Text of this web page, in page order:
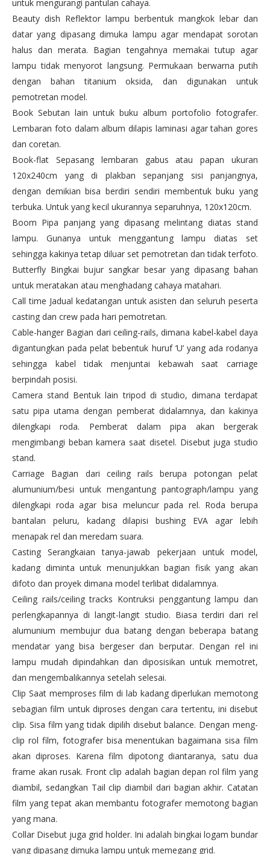
untuk mengurangi pantulan cahaya.
Beauty dish Reflektor lampu berbentuk mangkok lebar dan
datar yang dipasang dimuka lampu agar mendapat sorotan
halus dan merata. Bagian tengahnya memakai tutup agar
lampu tidak menyorot langsung. Permukaan berwarna putih
dengan bahan titanium oksida, dan digunakan untuk
pemotretan model.
Book Sebutan lain untuk buku album portofolio fotografer.
Lembaran foto dalam album dilapis laminasi agar tahan gores
dan coretan.
Book-flat Sepasang lembaran gabus atau papan ukuran
120x240cm yang di plakban sepanjang sisi panjangnya,
dengan demikian bisa berdiri sendiri membentuk buku yang
terbuka. Untuk yang kecil ukurannya separuhnya, 120x120cm.
Boom Pipa panjang yang dipasang melintang diatas stand
lampu. Gunanya untuk menggantung lampu diatas set
sehingga kakinya tetap diluar set pemotretan dan tidak terfoto.
Butterfly Bingkai bujur sangkar besar yang dipasang bahan
untuk meratakan atau menghadang cahaya matahari.
Call time Jadual kedatangan untuk asisten dan seluruh peserta
casting dan crew pada hari pemotretan.
Cable-hanger Bagian dari ceiling-rails, dimana kabel-kabel daya
digantungkan pada pelat bebentuk huruf ‘U’ yang ada rodanya
sehingga kabel tidak menjuntai kebawah saat carriage
berpindah posisi.
Camera stand Bentuk lain tripod di studio, dimana terdapat
satu pipa utama dengan pemberat didalamnya, dan kakinya
dilengkapi roda. Pemberat dalam pipa akan bergerak
mengimbangi beban kamera saat disetel. Disebut juga studio
stand.
Carriage Bagian dari ceiling rails berupa potongan pelat
alumunium/besi untuk mengantung pantograph/lampu yang
dilengkapi roda agar bisa meluncur pada rel. Roda berupa
bantalan peluru, kadang dilapisi bushing EVA agar lebih
menapak rel dan meredam suara.
Casting Serangkaian tanya-jawab pekerjaan untuk model,
kadang diminta untuk menunjukkan bagian fisik yang akan
difoto dan proyek dimana model terlibat didalamnya.
Ceiling rails/ceiling tracks Kontruksi penggantung lampu dan
perlengkapannya di langit-langit studio. Biasa terdiri dari rel
alumunium membujur dua batang dengan beberapa batang
mendatar yang bisa bergeser dan berputar. Dengan rel ini
lampu mudah dipindahkan dan diposisikan untuk memotret,
dan mengembalikannya setelah selesai.
Clip Saat memproses film di lab kadang diperlukan memotong
sebagian film untuk diproses dengan cara tertentu, ini disebut
clip. Sisa film yang tidak dipilih disebut balance. Dengan meng-
clip rol film, fotografer bisa menentukan bagaimana sisa film
akan diproses. Karena film dipotong diantaranya, satu dua
frame akan rusak. Front clip adalah bagian depan rol film yang
diambil, sedangkan Tail clip diambil dari bagian akhir. Catatan
film yang tepat akan membantu fotografer memotong bagian
yang mana.
Collar Disebut juga grid holder. Ini adalah bingkai logam bundar
yang dipasang dimuka lampu untuk memegang grid.